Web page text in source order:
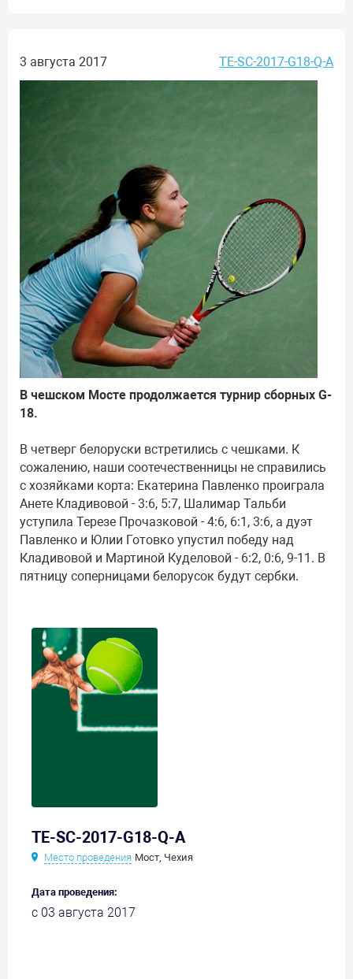
3 августа 2017 TE-SC-2017-G18-Q-A
В чешском Мосте продолжается турнир сборных G-
18.
В четверг белоруски встретились с чешками. К
сожалению, наши соотечественницы не справились
с хозяйками корта: Екатерина Павленко проиграла
Анете Кладивовой - 3:6, 5:7, Шалимар Тальби
уступила Терезе Прочазковой - 4:6, 6:1, 3:6, а дуэт
Павленко и Юлии Готовко упустил победу над
Кладивовой и Мартиной Куделовой - 6:2, 0:6, 9-11. В
пятницу соперницами белорусок будут сербки.
TE-SC-2017-G18-Q-A
Место проведения Мост, Чехия
Дата проведения:
с 03 августа 2017